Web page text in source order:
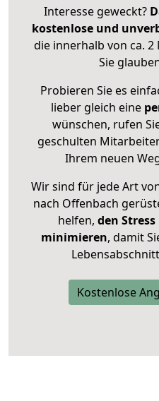
Interesse geweckt?
kostenlose und
die innerhalb von ca.
Sie
Probieren Sie es
lieber gleich eine
wünschen, rufen
geschulten
Ihrem neuen
Wir sind für jede Art
nach Offenbach
helfen, den
minimieren, damit
Kostenlose